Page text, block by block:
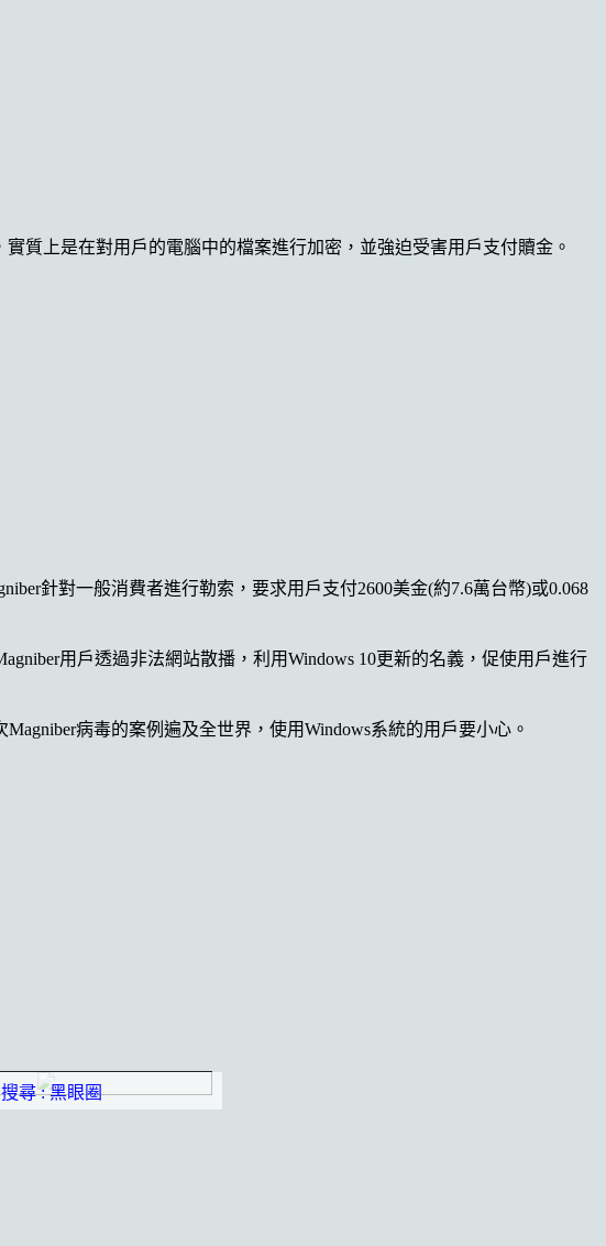
質上是在對用戶的電腦中的檔案進行加密，並強迫受害用戶支付贖金。
針對一般消費者進行勒索，要求用戶支付2600美金(約7.6萬台幣)或0.068
用戶透過非法網站散播，利用Windows 10更新的名義，促使用戶進行
病毒的案例遍及全世界，使用Windows系統的用戶要小心。
搜尋 : 黑眼圈